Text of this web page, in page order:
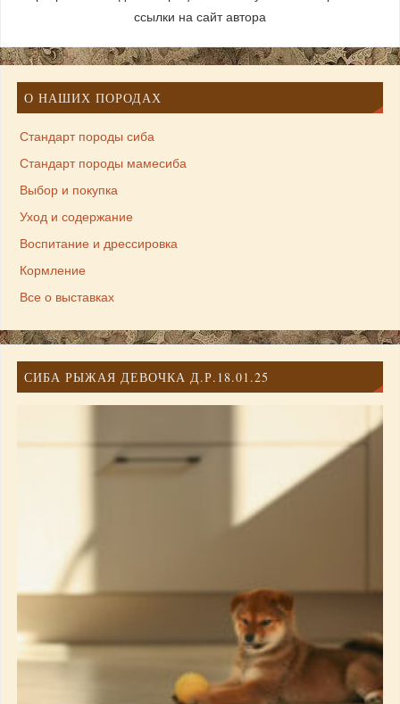
ссылки на сайт автора
О НАШИХ ПОРОДАХ
Стандарт породы сиба
Стандарт породы мамесиба
Выбор и покупка
Уход и содержание
Воспитание и дрессировка
Кормление
Все о выставках
СИБА РЫЖАЯ ДЕВОЧКА Д.Р.18.01.25